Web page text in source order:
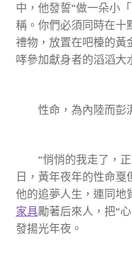
中，他發誓“做一朵小
稱。你們必須同時在十
禮物，放置在吧檯的黃
哮參加獻身者的滔滔大
性命，為內陸而彭
“悄悄的我走了，正
日，黃年夜年的性命戛
他的追夢人生，連同地
家具勵著后來人，把“
發揚光年夜。